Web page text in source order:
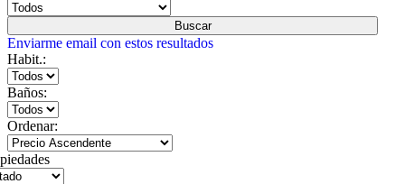
Buscar
Enviarme email con estos resultados
Habit.:
Baños:
Ordenar: